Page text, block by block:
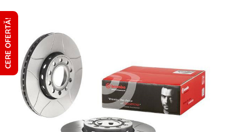
CERE OFERTĂ!